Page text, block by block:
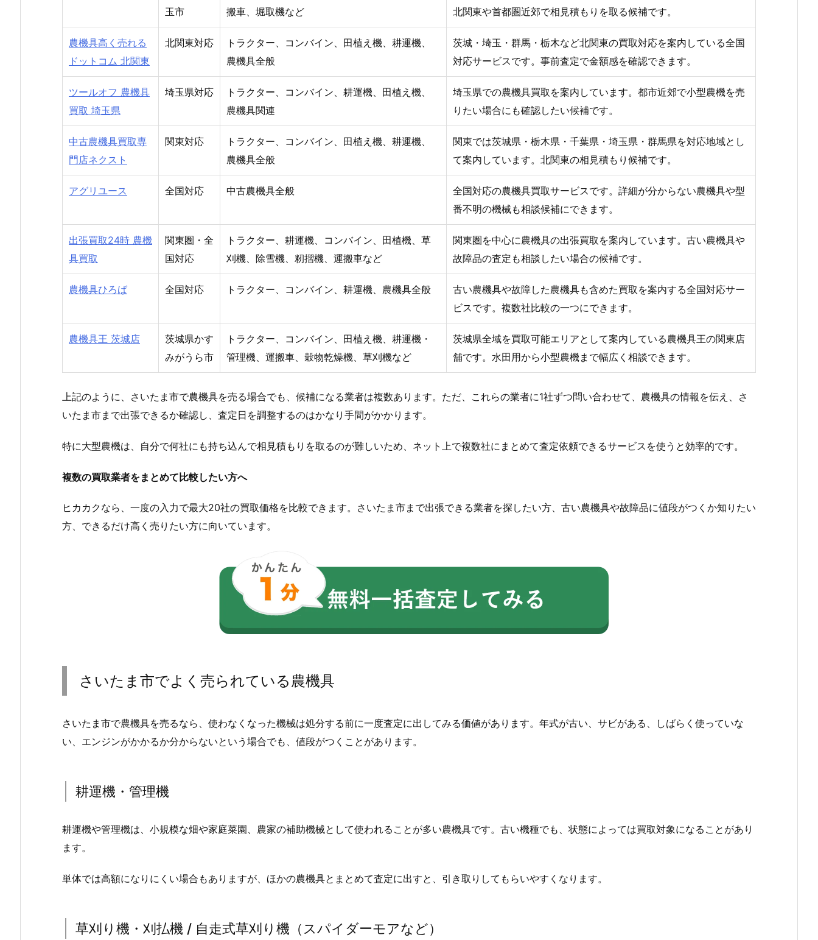
玉市
搬車、堀取機など
北関東や首都圏近郊で相見積もりを取る候補です。
農機具高く売れる
ドットコム 北関東
北関東対応
トラクター、コンバイン、田植え機、耕運機、
農機具全般
茨城・埼玉・群馬・栃木など北関東の買取対応を案内している全国
対応サービスです。事前査定で金額感を確認できます。
ツールオフ 農機具
買取 埼玉県
埼玉県対応
トラクター、コンバイン、耕運機、田植え機、
農機具関連
埼玉県での農機具買取を案内しています。都市近郊で小型農機を売
りたい場合にも確認したい候補です。
中古農機具買取専
門店ネクスト
関東対応
トラクター、コンバイン、田植え機、耕運機、
農機具全般
関東では茨城県・栃木県・千葉県・埼玉県・群馬県を対応地域とし
て案内しています。北関東の相見積もり候補です。
アグリユース 全国対応 中古農機具全般
全国対応の農機具買取サービスです。詳細が分からない農機具や型
番不明の機械も相談候補にできます。
出張買取24時 農機
具買取
関東圏・全
国対応
トラクター、耕運機、コンバイン、田植機、草
刈機、除雪機、籾摺機、運搬車など
関東圏を中心に農機具の出張買取を案内しています。古い農機具や
故障品の査定も相談したい場合の候補です。
農機具ひろば 全国対応 トラクター、コンバイン、耕運機、農機具全般
古い農機具や故障した農機具も含めた買取を案内する全国対応サー
ビスです。複数社比較の一つにできます。
農機具王 茨城店
茨城県かす
みがうら市
トラクター、コンバイン、田植え機、耕運機・
管理機、運搬車、穀物乾燥機、草刈機など
茨城県全域を買取可能エリアとして案内している農機具王の関東店
舗です。水田用から小型農機まで幅広く相談できます。
上記のように、さいたま市で農機具を売る場合でも、候補になる業者は複数あります。ただ、これらの業者に1社ずつ問い合わせて、農機具の情報を伝え、さ
いたま市まで出張できるか確認し、査定日を調整するのはかなり手間がかかります。
特に大型農機は、自分で何社にも持ち込んで相見積もりを取るのが難しいため、ネット上で複数社にまとめて査定依頼できるサービスを使うと効率的です。
複数の買取業者をまとめて比較したい方へ
ヒカカクなら、一度の入力で最大20社の買取価格を比較できます。さいたま市まで出張できる業者を探したい方、古い農機具や故障品に値段がつくか知りたい
方、できるだけ高く売りたい方に向いています。
さいたま市でよく売られている農機具
さいたま市で農機具を売るなら、使わなくなった機械は処分する前に一度査定に出してみる価値があります。年式が古い、サビがある、しばらく使っていな
い、エンジンがかかるか分からないという場合でも、値段がつくことがあります。
耕運機・管理機
耕運機や管理機は、小規模な畑や家庭菜園、農家の補助機械として使われることが多い農機具です。古い機種でも、状態によっては買取対象になることがあり
ます。
単体では高額になりにくい場合もありますが、ほかの農機具とまとめて査定に出すと、引き取りしてもらいやすくなります。
草刈り機・刈払機 / 自走式草刈り機（スパイダーモアなど）